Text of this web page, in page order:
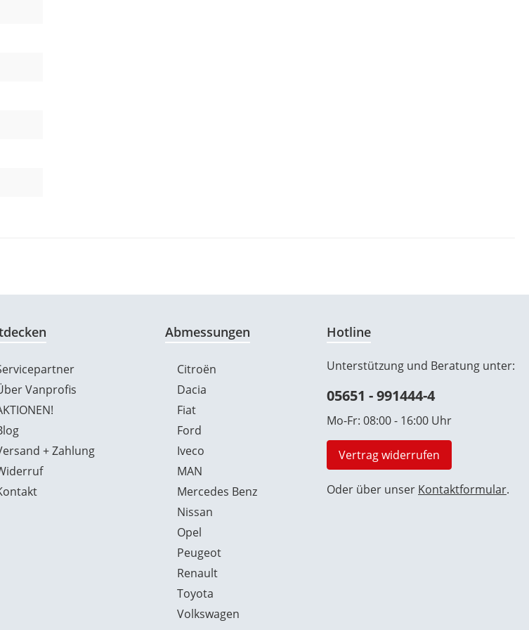
Vanprofis
+ Zahlung
Abmessungen
Citroën
Dacia
Fiat
Ford
Iveco
MAN
Mercedes Benz
Nissan
Opel
Peugeot
Renault
Toyota
Volkswagen
Hotline
Unterstützung und Beratung unter:
05651 - 991444-4
Mo-Fr: 08:00 - 16:00 Uhr
Vertrag widerrufen
Oder über unser Kontaktformular.